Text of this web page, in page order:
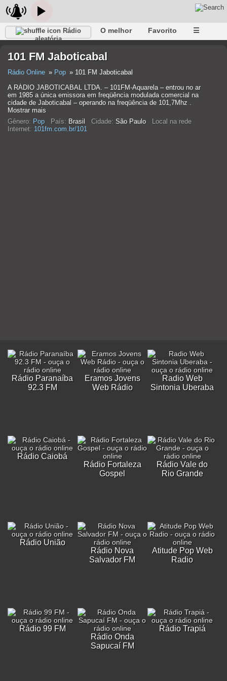
Rádio
aleatória
O melhor Favorito ☰
101 FM Jaboticabal
Rádio Online Pop
101 FM Jaboticabal
A RÁDIO JABOTICABAL LTDA. – 101FM-Aquarela – entrou no ar
em 1985 a única emissora em freqüência modulada comercial na
cidade de Jaboticabal – operando na freqüência de 101,7Mhz .
Mostrar mais
Gênero: Pop País: Brasil Cidade: São Paulo
Local na rede
Internet: 101fm.com.br/101
Rádio Paranaíba
92.3 FM
Eramos Jovens
Web Rádio
Radio Web
Sintonia Uberaba
Rádio Caiobá
Rádio Fortaleza
Gospel
Rádio Vale do
Rio Grande
Rádio União
Rádio Nova
Salvador FM
Atitude Pop Web
Radio
Rádio 99 FM
Rádio Onda
Sapucaí FM
Rádio Trapiá